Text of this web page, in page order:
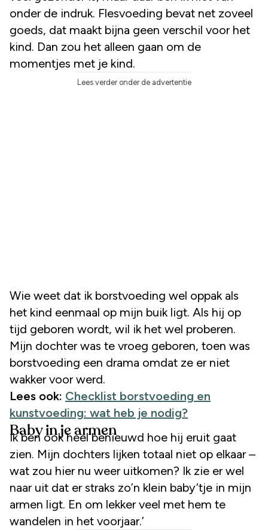
onder de indruk. Flesvoeding bevat net zoveel
goeds, dat maakt bijna geen verschil voor het
kind. Dan zou het alleen gaan om de
momentjes met je kind.
Lees verder onder de advertentie
Wie weet dat ik borstvoeding wel oppak als
het kind eenmaal op mijn buik ligt. Als hij op
tijd geboren wordt, wil ik het wel proberen.
Mijn dochter was te vroeg geboren, toen was
borstvoeding een drama omdat ze er niet
wakker voor werd.
Lees ook: Checklist borstvoeding en
kunstvoeding: wat heb je nodig?
Baby in je armen
Ik ben ook heel benieuwd hoe hij eruit gaat
zien. Mijn dochters lijken totaal niet op elkaar –
wat zou hier nu weer uitkomen? Ik zie er wel
naar uit dat er straks zo’n klein baby’tje in mijn
armen ligt. En om lekker veel met hem te
wandelen in het voorjaar.’